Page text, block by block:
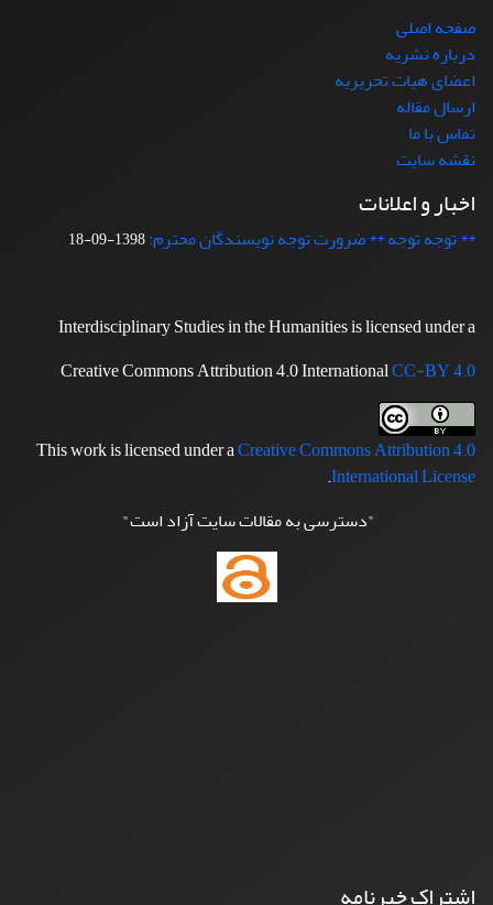
صفحه اصلی
درباره نشریه
اعضای هیات تحریریه
ارسال مقاله
تماس با ما
نقشه سایت
اخبار و اعلانات
** توجه توجه ** ضرورت توجه نویسندگان محترم:1398-09-18
Interdisciplinary Studies in the Humanities is licensed under a
Creative Commons Attribution 4.0 InternationalCC-BY 4.0
This work is licensed under aCreative Commons Attribution 4.0
International License
.
"دسترسی به مقالات سایت آزاد است"